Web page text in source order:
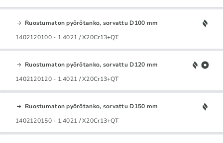
Ruostumaton pyörötanko, sorvattu D100 mm
1402120100 - 1.4021 / X20Cr13+QT
Ruostumaton pyörötanko, sorvattu D120 mm
1402120120 - 1.4021 / X20Cr13+QT
Ruostumaton pyörötanko, sorvattu D150 mm
1402120150 - 1.4021 / X20Cr13+QT